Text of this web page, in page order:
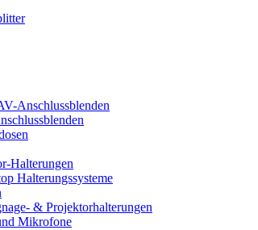
Anschlussblenden
Halterungen
Halterungssysteme
& Projektorhalterungen
Mikrofone